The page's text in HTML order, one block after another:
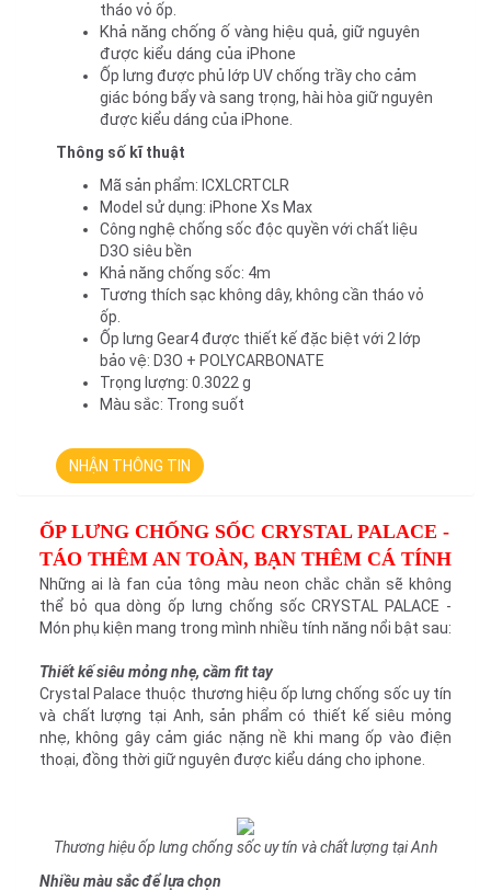
tháo vỏ ốp.
Khả năng chống ố vàng hiệu quả, giữ nguyên
được kiểu dáng của iPhone
Ốp lưng được phủ lớp UV chống trầy cho cảm
giác bóng bẩy và sang trọng, hài hòa giữ nguyên
được kiểu dáng của iPhone.
Thông số kĩ thuật
Mã sản phẩm: ICXLCRTCLR
Model sử dụng: iPhone Xs Max
Công nghệ chống sốc độc quyền với chất liệu
D3O siêu bền
Khả năng chống sốc: 4m
Tương thích sạc không dây, không cần tháo vỏ
ốp.
Ốp lưng Gear4 được thiết kế đặc biệt với 2 lớp
bảo vệ: D3O + POLYCARBONATE
Trọng lượng: 0.3022 g
Màu sắc: Trong suốt
NHẬN THÔNG TIN
ỐP LƯNG CHỐNG SỐC CRYSTAL PALACE -
TÁO THÊM AN TOÀN, BẠN THÊM CÁ TÍNH
Những ai là fan của tông màu neon chắc chắn sẽ không
thể bỏ qua dòng ốp lưng chống sốc CRYSTAL PALACE -
Món phụ kiện mang trong mình nhiều tính năng nổi bật sau:
Thiết kế siêu mỏng nhẹ, cầm fit tay
Crystal Palace thuộc thương hiệu ốp lưng chống sốc uy tín
và chất lượng tại Anh, sản phẩm có thiết kế siêu mỏng
nhẹ, không gây cảm giác nặng nề khi mang ốp vào điện
thoại, đồng thời giữ nguyên được kiểu dáng cho iphone.
Thương hiệu ốp lưng chống sốc uy tín và chất lượng tại Anh
Nhiều màu sắc để lựa chọn